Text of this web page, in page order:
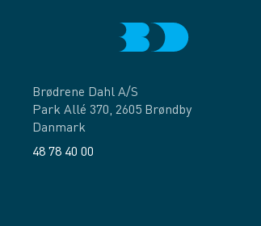
Brødrene Dahl A/S
Park Allé 370, 2605 Brøndby
Danmark
48 78 40 00